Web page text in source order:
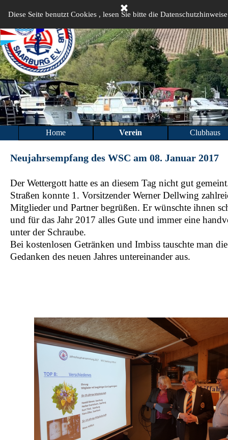
Diese Seite benutzt Cookies , lesen Sie bitte die
Home Verein ▼
Clubhaus
Neujahrsempfang des WSC am 08. Januar 2017
Der Wettergott hatte es an diesem Tag nicht gut
Straßen konnte 1. Vorsitzender Werner Dellwing
Mitglieder und Partner begrüßen. Er wünschte ihnen
und für das Jahr 2017 alles Gute und immer eine
unter der Schraube.
Bei kostenlosen Getränken und Imbiss tauschte man
Gedanken des neuen Jahres untereinander aus.